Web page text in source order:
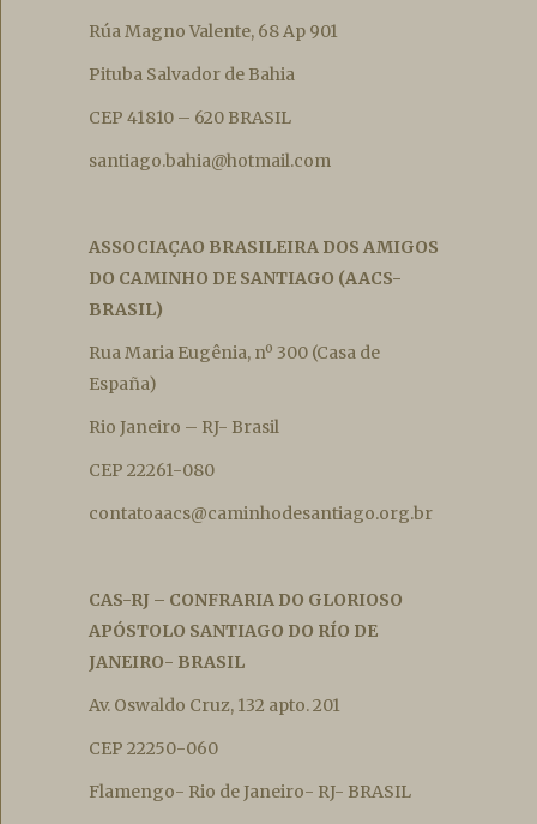
Rúa Magno Valente, 68 Ap 901
Pituba Salvador de Bahia
CEP 41810 – 620 BRASIL
santiago.bahia@hotmail.com
ASSOCIAÇAO BRASILEIRA DOS AMIGOS
DO CAMINHO DE SANTIAGO (AACS-
BRASIL)
Rua Maria Eugênia, nº 300 (Casa de
España)
Rio Janeiro – RJ- Brasil
CEP 22261-080
contatoaacs@caminhodesantiago.org.br
CAS-RJ – CONFRARIA DO GLORIOSO
APÓSTOLO SANTIAGO DO RÍO DE
JANEIRO- BRASIL
Av. Oswaldo Cruz, 132 apto. 201
CEP 22250-060
Flamengo- Rio de Janeiro- RJ- BRASIL